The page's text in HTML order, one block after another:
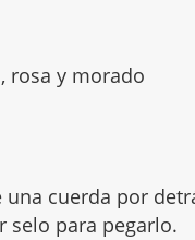
rosa y morado
una cuerda por
selo para pegarlo.